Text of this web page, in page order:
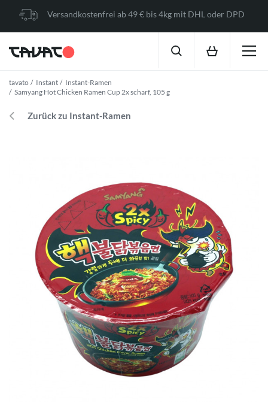
Versandkostenfrei ab 49 € bis 4kg mit DHL oder DPD
tavato Instant
Instant-Ramen
Samyang Hot Chicken Ramen Cup 2x scharf, 105 g
Zurück zu Instant-Ramen